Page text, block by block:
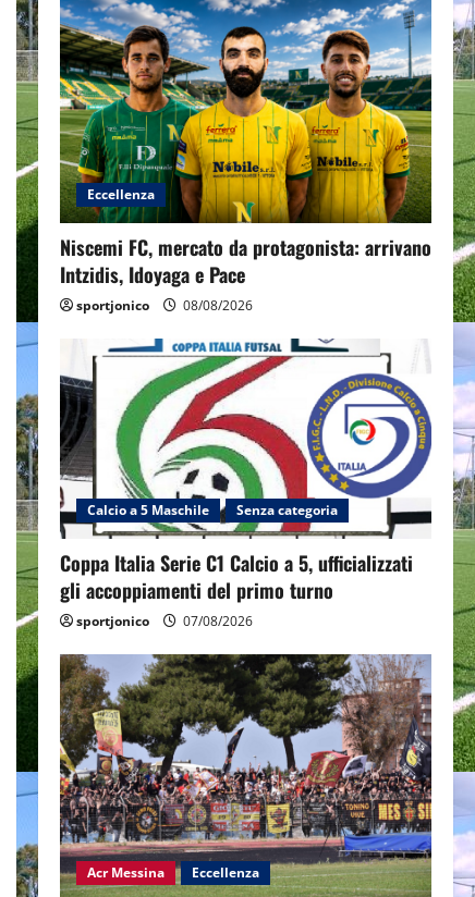
Eccellenza
Niscemi FC, mercato da protagonista: arrivano
Intzidis, Idoyaga e Pace
sportjonico 08/08/2026
Calcio a 5 Maschile Senza categoria
Coppa Italia Serie C1 Calcio a 5, ufficializzati
gli accoppiamenti del primo turno
sportjonico 07/08/2026
Acr Messina Eccellenza